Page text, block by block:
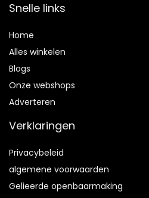
Snelle links
Home
Alles winkelen
Blogs
Onze webshops
Adverteren
Verklaringen
Privacybeleid
algemene voorwaarden
Gelieerde openbaarmaking